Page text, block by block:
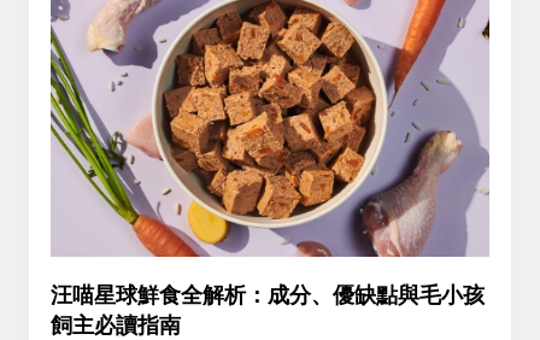
汪喵星球鮮食全解析：成分、優缺點與毛小孩
飼主必讀指南